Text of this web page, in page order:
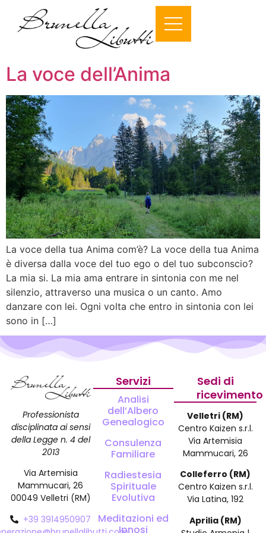
La voce dell’Anima
La voce della tua Anima com’è? La voce della tua Anima
è diversa dalla voce del tuo ego o del tuo subconscio?
La mia si. La mia ama entrare in sintonia con me nel
silenzio, attraverso una musica o un canto. Amo
danzare con lei. Ogni volta che entro in sintonia con lei
sono in […]
Professionista
disciplinata ai sensi
della Legge n. 4 del
2013
Via Artemisia
Mammucari, 26
00049 Velletri (RM)
+39 3914950907
Servizi
Analisi
dell’Albero
Genealogico
Consulenza
Familiare
Radiestesia
Spirituale
Evolutiva
Meditazioni ed
Ipnosi
Sedi di
ricevimento
Velletri (RM)
Centro Kaizen s.r.l.
Via Artemisia
Mammucari, 26
Colleferro (RM)
Centro Kaizen s.r.l.
Via Latina, 192
Aprilia (RM)